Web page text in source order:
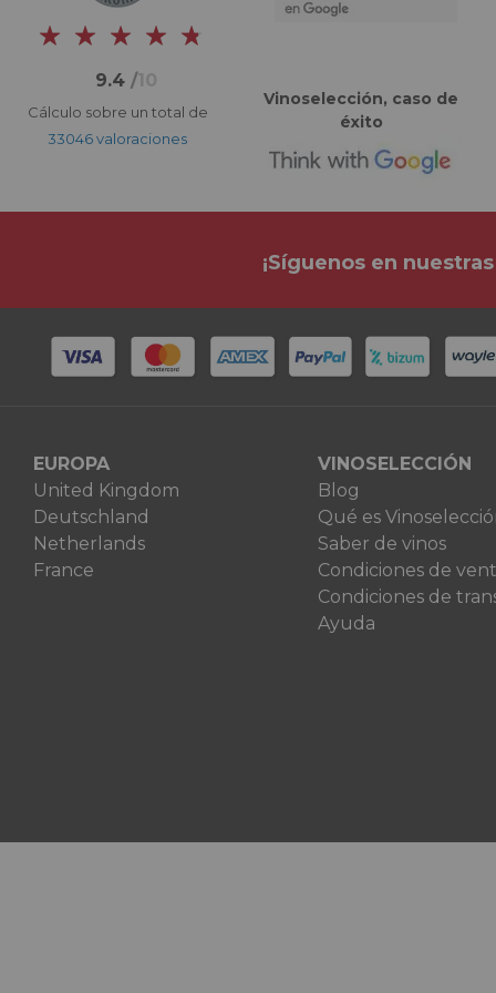
9.4 /10
Cálculo sobre un total de
33046 valoraciones
Vinoselección, caso de
éxito
¡Síguenos en
EUROPA
United Kingdom
Deutschland
Netherlands
France
VINOSELECCIÓN
Blog
Qué es
Saber de vinos
Condiciones de
Condiciones de
Ayuda